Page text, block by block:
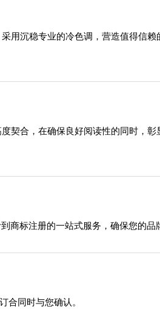
用沉稳专业的冷色调，营造值得信
契合，在确保良好阅读性的同时，
商标注册的一站式服务，确保您的品
合同时与您确认。